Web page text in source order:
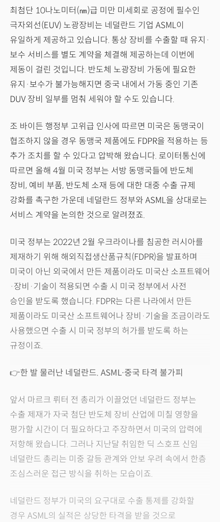
최첨단 10나노미터(㎚)급 미만 미세회로 공정에 필수인
극자외선(EUV) 노광장비는 네덜란드 기업 ASML이
유일하게 제공하고 있습니다. 통상 장비를 수출할 때 유지·
보수 서비스를 별도 계약을 체결해 제공하는데 이번에
제동이 걸린 것입니다. 반도체 노광장비 가동에 필요한
유지·보수가 불가능해지면 중국 내에서 가동 중인 기존
DUV 장비 일부를 멈춰 세워야 할 수도 있습니다.
조 바이든 행정부 고위급 인사에 따르면 미국은 동맹국이
협조하지 않을 경우 동맹국 제품에도 FDPR을 적용하는 등
추가 조치를 할 수 있다고 압박해 왔습니다. 로이터통신에
따르면 올해 4월 미국 정부는 서방 동맹국들에 반도체
장비, 예비 부품, 반도체 소재 등에 대한 대중 수출 규제
강화를 촉구한 가운데 네덜란드 정부와 ASML을 상대로는
서비스 계약을 논의한 것으로 알려졌죠.
미국 정부는 2022년 2월 우크라이나를 침공한 러시아를
제재하기 위해 해외직접생산품규칙(FDPR)을 발표하며
미국이 아닌 외국에서 만든 제품이라도 미국산 소프트웨어
·장비·기술이 적용되면 수출 시 미국 정부에서 사전
승인을 받도록 했습니다. FDPR는 다른 나라에서 만든
제품이라도 미국산 소프트웨어나 장비·기술을 조금이라도
사용했으면 수출 시 미국 정부의 허가를 받도록 하는
규정이죠.
👉한 발 물러난 네덜란드. ASML∙중국 타격 불가피
앞서 마르크 뤼터 전 총리가 이끌었던 네덜란드 정부는
수출 제재가 자국 첨단 반도체 장비 산업에 미칠 영향을
평가할 시간이 더 필요하다고 주장하면서 미국의 압력에
저항해 왔습니다. 그러나 지난달 취임한 딕 스호프 신임
네덜란드 총리는 미중 갈등 관계와 안보 우려 속에서 한층
조심스러운 접근 방식을 취하는 모습이죠.
네덜란드 정부가 미국의 요구대로 수출 통제를 강화할
경우 ASML의 실적은 상당한 타격을 받을 것으로